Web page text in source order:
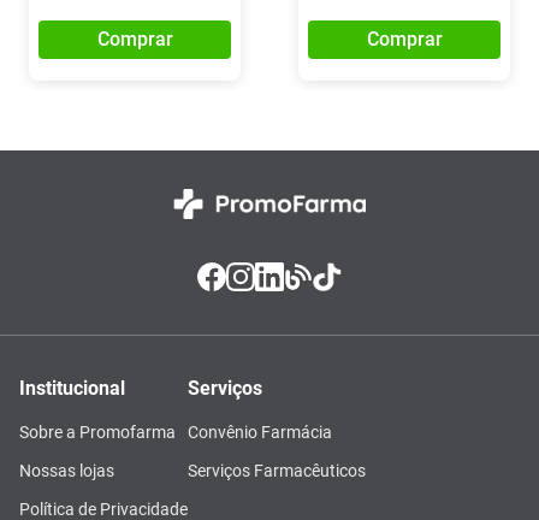
Comprar Comprar
Institucional
Sobre a Promofarma
Nossas lojas
Política de Privacidade
Serviços
Convênio Farmácia
Serviços Farmacêuticos